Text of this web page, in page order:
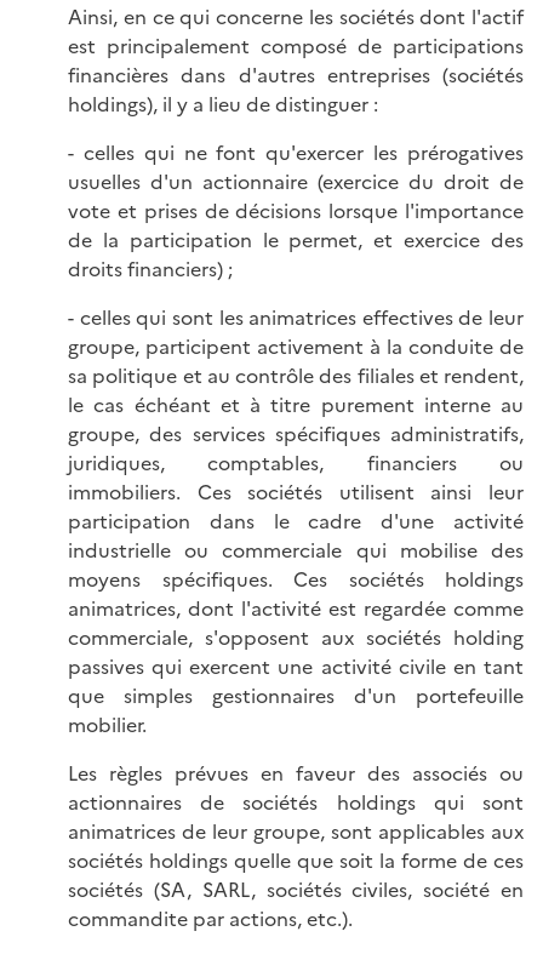
Ainsi, en ce qui concerne les sociétés dont l'actif
est principalement composé de participations
financières dans d'autres entreprises (sociétés
holdings), il y a lieu de distinguer :
- celles qui ne font qu'exercer les prérogatives
usuelles d'un actionnaire (exercice du droit de
vote et prises de décisions lorsque l'importance
de la participation le permet, et exercice des
droits financiers) ;
- celles qui sont les animatrices effectives de leur
groupe, participent activement à la conduite de
sa politique et au contrôle des filiales et rendent,
le cas échéant et à titre purement interne au
groupe, des services spécifiques administratifs,
juridiques, comptables, financiers ou
immobiliers. Ces sociétés utilisent ainsi leur
participation dans le cadre d'une activité
industrielle ou commerciale qui mobilise des
moyens spécifiques. Ces sociétés holdings
animatrices, dont l'activité est regardée comme
commerciale, s'opposent aux sociétés holding
passives qui exercent une activité civile en tant
que simples gestionnaires d'un portefeuille
mobilier.
Les règles prévues en faveur des associés ou
actionnaires de sociétés holdings qui sont
animatrices de leur groupe, sont applicables aux
sociétés holdings quelle que soit la forme de ces
sociétés (SA, SARL, sociétés civiles, société en
commandite par actions, etc.).